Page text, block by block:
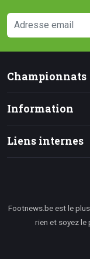
Championnats
Information
Liens internes
Footnews.be est le
rien et soyez le